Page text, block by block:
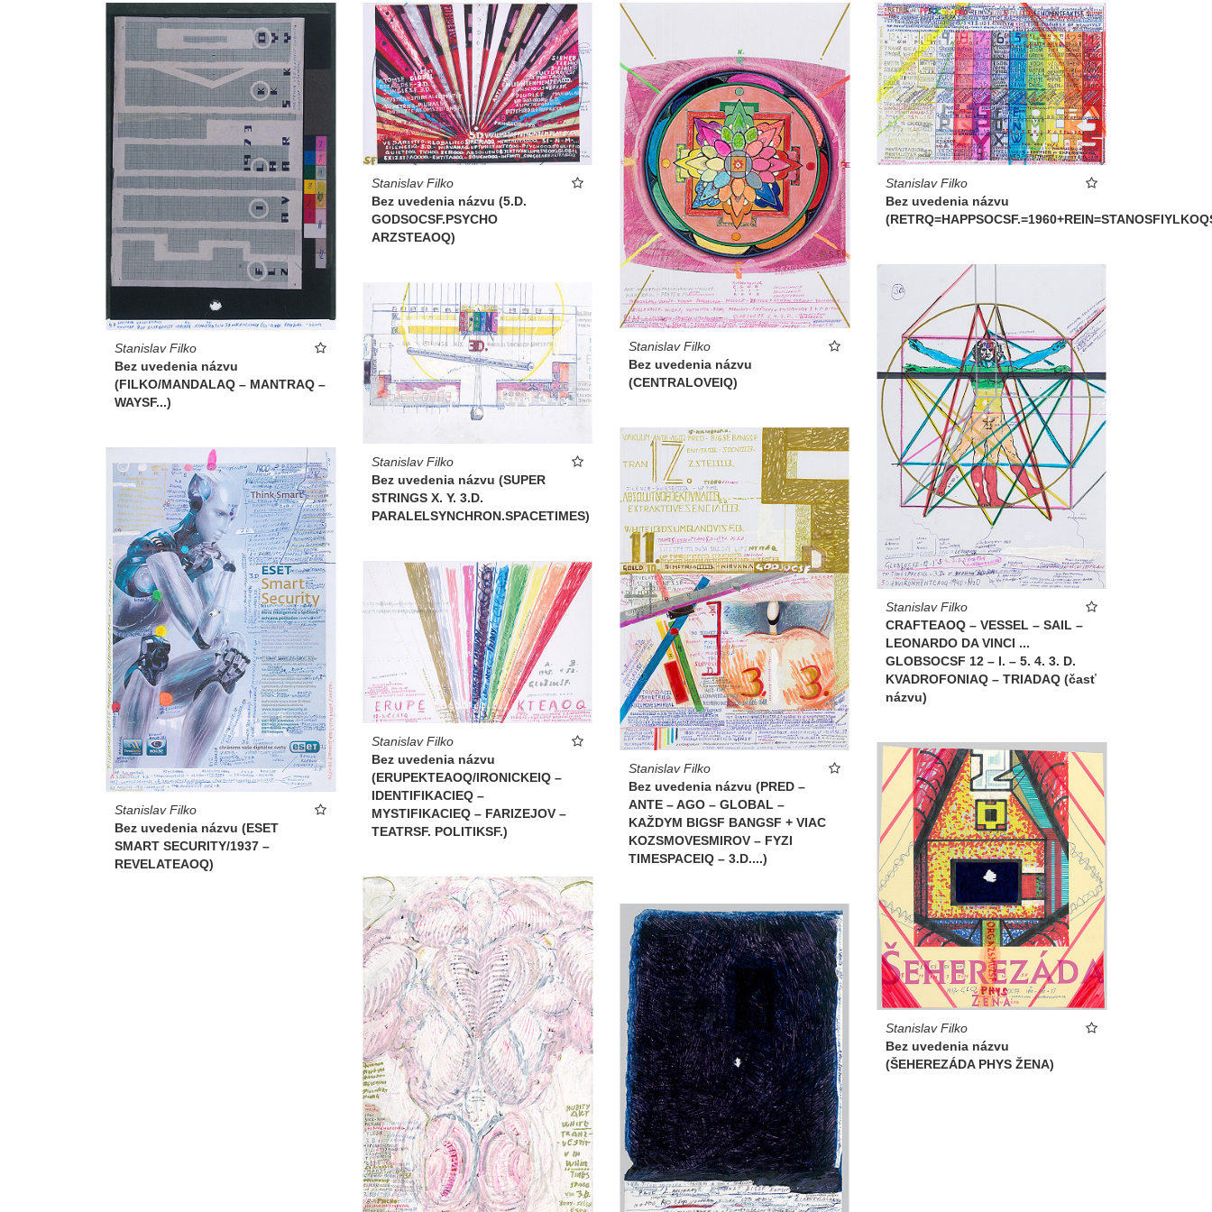
Stanislav Filko
Bez uvedenia názvu
(FILKO/MANDALAQ – MANTRAQ –
WAYSF...)
Stanislav Filko
Bez uvedenia názvu (5.D.
GODSOCSF.PSYCHO
ARZSTEAOQ)
Stanislav Filko
Bez uvedenia názvu
(CENTRALOVEIQ)
Stanislav Filko
Bez uvedenia názvu
Stanislav Filko
CRAFTEAOQ – VESSEL – SAIL –
LEONARDO DA VINCI ...
GLOBSOCSF 12 – I. – 5. 4. 3. D.
KVADROFONIAQ – TRIADAQ (časť
názvu)
Stanislav Filko
Bez uvedenia názvu (SUPER
STRINGS X. Y. 3.D.
PARALELSYNCHRON.SPACETIMES)
Stanislav Filko
Bez uvedenia názvu (PRED –
ANTE – AGO – GLOBAL –
KAŽDYM BIGSF BANGSF + VIAC
KOZSMOVESMIROV – FYZI
TIMESPACEIQ – 3.D....)
Stanislav Filko
Bez uvedenia názvu (ESET
SMART SECURITY/1937 –
REVELATEAOQ)
Stanislav Filko
Bez uvedenia názvu
(ERUPEKTEAOQ/IRONICKEIQ –
IDENTIFIKACIEQ –
MYSTIFIKACIEQ – FARIZEJOV –
TEATRSF. POLITIKSF.)
Stanislav Filko
Bez uvedenia názvu
(ŠEHEREZÁDA PHYS ŽENA)